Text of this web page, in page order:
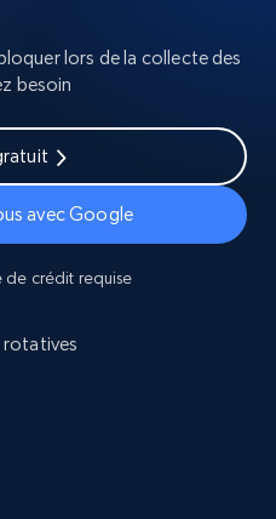
lors de la collecte des
besoin
avec Google
de crédit requise
rotatives